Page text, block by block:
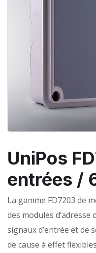
UniPos
entrées /
La gamme FD7203 de
des modules
signaux d’entrée et de
de cause à effet